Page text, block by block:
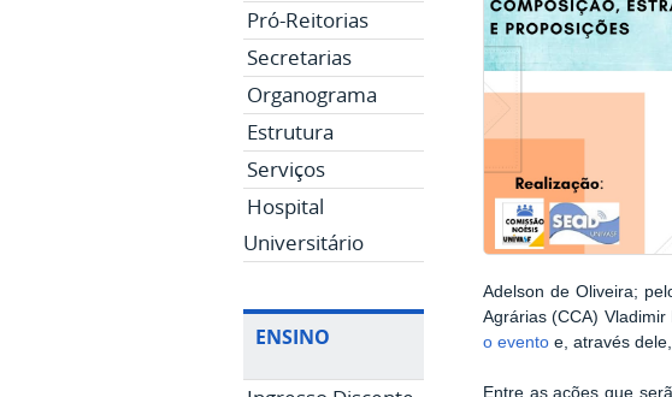
Pró-Reitorias
Secretarias
Organograma
Estrutura
Serviços
Hospital
Universitário
ENSINO
Adelson de Oliveira;
Agrárias (CCA)
o evento e, através
Entre as ações que